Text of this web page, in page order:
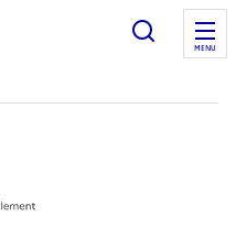
Ouvrir
MENU